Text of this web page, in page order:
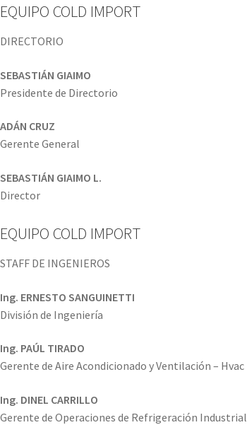
EQUIPO COLD IMPORT
DIRECTORIO
SEBASTIÁN GIAIMO
Presidente de Directorio
ADÁN CRUZ
Gerente General
SEBASTIÁN GIAIMO L.
Director
EQUIPO COLD IMPORT
STAFF DE INGENIEROS
Ing. ERNESTO SANGUINETTI
División de Ingeniería
Ing. PAÚL TIRADO
Gerente de Aire Acondicionado y Ventilación – Hvac
Ing. DINEL CARRILLO
Gerente de Operaciones de Refrigeración Industrial